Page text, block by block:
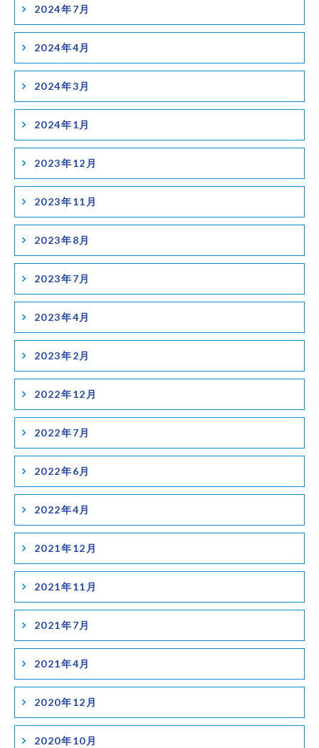
2024年7月
2024年4月
2024年3月
2024年1月
2023年12月
2023年11月
2023年8月
2023年7月
2023年4月
2023年2月
2022年12月
2022年7月
2022年6月
2022年4月
2021年12月
2021年11月
2021年7月
2021年4月
2020年12月
2020年10月